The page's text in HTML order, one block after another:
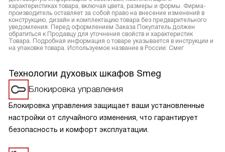
характеристиках товара, включая цвета, размеры и формы. Фирма-
производитель оставляет за собой право на внесение изменений в
конструкцию, дизайн и комплектацию товара без предварительного
уведомления. Перед оформлением Заказа Покупатель должен
обратиться к Продавцу для уточнения свойств и характеристик
Товара. Подробная информация о товаре указывается в инструкции и
на упаковке товара. Используемое название в России: Смег
Технологии духовых шкафов Smeg
Блокировка управления
Блокировка управления защищает ваши установленные
настройки от случайного изменения, что гарантирует
безопасность и комфорт эксплуатации.